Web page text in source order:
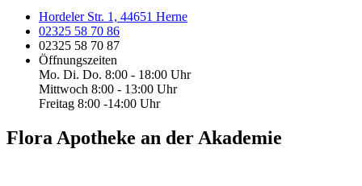
Hordeler Str. 1, 44651 Herne
02325 58 70 86
02325 58 70 87
Öffnungszeiten
Mo. Di. Do. 8:00 - 18:00 Uhr
Mittwoch 8:00 - 13:00 Uhr
Freitag 8:00 -14:00 Uhr
Flora Apotheke an der Akademie